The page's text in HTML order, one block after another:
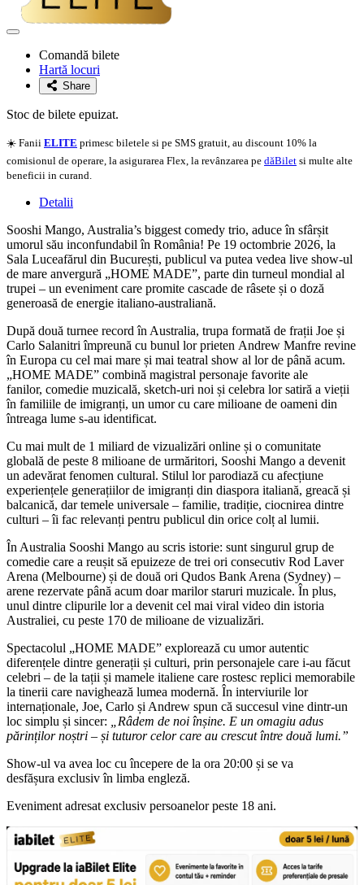
Adaugă
favoriteComandă bilete
Hartă locuri
Share
Stoc de bilete epuizat.
☀️ Fanii ELITE primesc biletele si pe SMS gratuit, au discount 10% la
comisionul de operare, la asigurarea Flex, la revânzarea pe dăBilet si multe alte
beneficii in curand.
Detalii
Sooshi Mango, Australia’s biggest comedy trio, aduce în sfârșit
umorul său inconfundabil în România! Pe 19 octombrie 2026, la
Sala Luceafărul din București, publicul va putea vedea live show-ul
de mare anvergură „HOME MADE”, parte din turneul mondial al
trupei – un eveniment care promite cascade de râsete și o doză
generoasă de energie italiano-australiană.
După două turnee record în Australia, trupa formată de frații Joe și
Carlo Salanitri împreună cu bunul lor prieten Andrew Manfre revine
în Europa cu cel mai mare și mai teatral show al lor de până acum.
„HOME MADE” combină magistral personaje favorite ale
fanilor, comedie muzicală, sketch-uri noi și celebra lor satiră a vieții
în familiile de imigranți, un umor cu care milioane de oameni din
întreaga lume s-au identificat.
Cu mai mult de 1 miliard de vizualizări online și o comunitate
globală de peste 8 milioane de urmăritori, Sooshi Mango a devenit
un adevărat fenomen cultural. Stilul lor parodiază cu afecțiune
experiențele generațiilor de imigranți din diaspora italiană, greacă și
balcanică, dar temele universale – familie, tradiție, ciocnirea dintre
culturi – îi fac relevanți pentru publicul din orice colț al lumii.
În Australia Sooshi Mango au scris istorie: sunt singurul grup de
comedie care a reușit să epuizeze de trei ori consecutiv Rod Laver
Arena (Melbourne) și de două ori Qudos Bank Arena (Sydney) –
arene rezervate până acum doar marilor staruri muzicale. În plus,
unul dintre clipurile lor a devenit cel mai viral video din istoria
Australiei, cu peste 170 de milioane de vizualizări.
Spectacolul „HOME MADE” explorează cu umor autentic
diferențele dintre generații și culturi, prin personajele care i-au făcut
celebri – de la tații și mamele italiene care rostesc replici memorabile
la tinerii care navighează lumea modernă. În interviurile lor
internaționale, Joe, Carlo și Andrew spun că succesul vine dintr-un
loc simplu și sincer:
„Râdem de noi înșine. E un omagiu adus
părinților noștri – și tuturor celor care au crescut între două lumi.”
Show-ul va avea loc cu începere de la ora 20:00 și se va
desfășura exclusiv în limba engleză.
Eveniment adresat exclusiv persoanelor peste 18 ani.